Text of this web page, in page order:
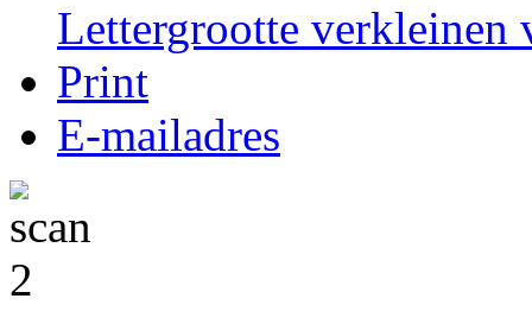
Lettergrootte verkleinen
Print
E-mailadres